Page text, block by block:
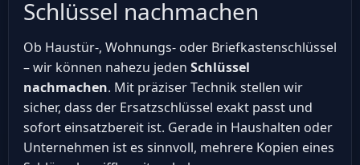
Schlüssel nachmachen
Ob Haustür-, Wohnungs- oder Briefkastenschlüssel
– wir können nahezu jeden Schlüssel
nachmachen. Mit präziser Technik stellen wir
sicher, dass der Ersatzschlüssel exakt passt und
sofort einsatzbereit ist. Gerade in Haushalten oder
Unternehmen ist es sinnvoll, mehrere Kopien eines